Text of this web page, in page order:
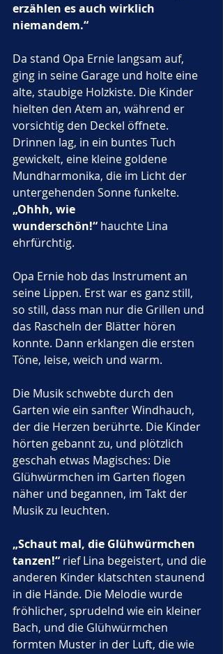
erzählen es auch wirklich
niemandem.“
Da stand Opa Ernie langsam auf,
ging in seine Garage und holte eine
alte, staubige Holzkiste. Die Kinder
hielten den Atem an, während er
vorsichtig den Deckel öffnete.
Drinnen lag, in ein buntes Tuch
gewickelt, eine kleine goldene
Mundharmonika, die im Licht der
untergehenden Sonne funkelte.
„Ohhh, wie
wunderschön!“ hauchte Lina
ehrfürchtig.
Opa Ernie hob das Instrument an
seine Lippen. Erst war es ganz still,
so still, dass man nur die Grillen und
das Rascheln der Blätter hören
konnte. Dann erklangen die ersten
Töne, leise, weich und warm.
Die Musik schwebte durch den
Garten wie ein sanfter Windhauch,
der die Herzen berührte. Die Kinder
hörten gebannt zu, und plötzlich
geschah etwas Magisches: Die
Glühwürmchen im Garten flogen
näher und begannen, im Takt der
Musik zu leuchten.
„Schaut mal, die Glühwürmchen
tanzen!“ rief Lina begeistert, und die
anderen Kinder klatschten staunend
in die Hände. Die Melodie wurde
fröhlicher, sprudelnd wie ein kleiner
Bach, und die Glühwürmchen
formten Muster in der Luft, die wie